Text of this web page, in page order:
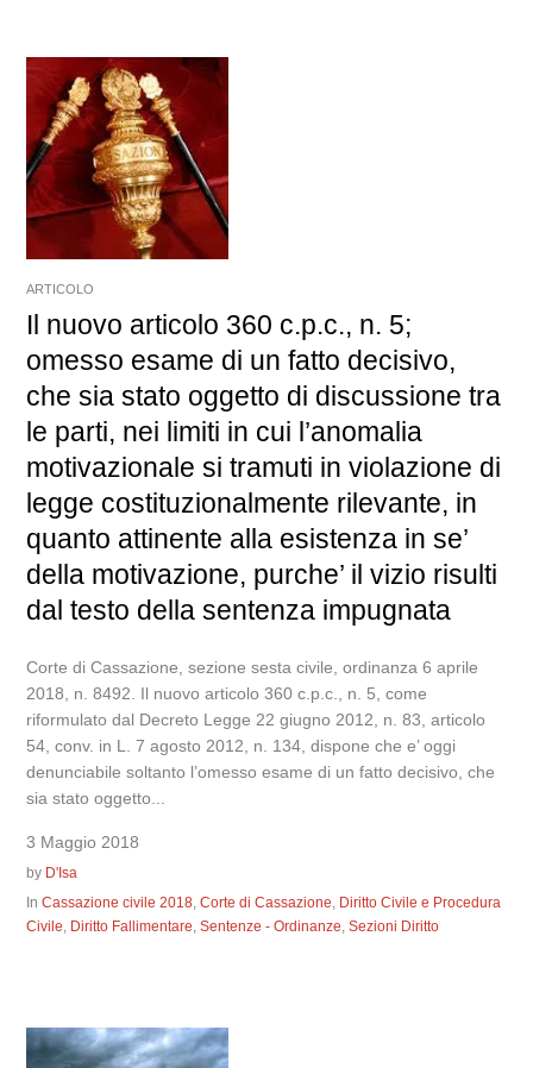
ARTICOLO
Il nuovo articolo 360 c.p.c., n. 5;
omesso esame di un fatto decisivo,
che sia stato oggetto di discussione tra
le parti, nei limiti in cui l’anomalia
motivazionale si tramuti in violazione di
legge costituzionalmente rilevante, in
quanto attinente alla esistenza in se’
della motivazione, purche’ il vizio risulti
dal testo della sentenza impugnata
Corte di Cassazione, sezione sesta civile, ordinanza 6 aprile
2018, n. 8492. Il nuovo articolo 360 c.p.c., n. 5, come
riformulato dal Decreto Legge 22 giugno 2012, n. 83, articolo
54, conv. in L. 7 agosto 2012, n. 134, dispone che e’ oggi
denunciabile soltanto l’omesso esame di un fatto decisivo, che
sia stato oggetto...
3 Maggio 2018
by D'Isa
InCassazione civile 2018,Corte di Cassazione, Diritto Civile e Procedura
Civile, Diritto Fallimentare,Sentenze - Ordinanze,Sezioni Diritto